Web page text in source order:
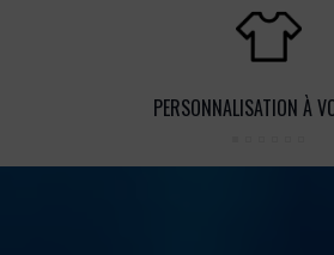
PERSONNALISATION À